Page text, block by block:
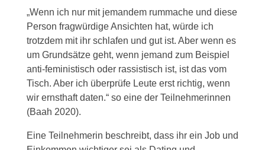
„Wenn ich nur mit jemandem rummache und diese
Person fragwürdige Ansichten hat, würde ich
trotzdem mit ihr schlafen und gut ist. Aber wenn es
um Grundsätze geht, wenn jemand zum Beispiel
anti-feministisch oder rassistisch ist, ist das vom
Tisch. Aber ich überprüfe Leute erst richtig, wenn
wir ernsthaft daten.“ so eine der Teilnehmerinnen
(Baah 2020).
Eine Teilnehmerin beschreibt, dass ihr ein Job und